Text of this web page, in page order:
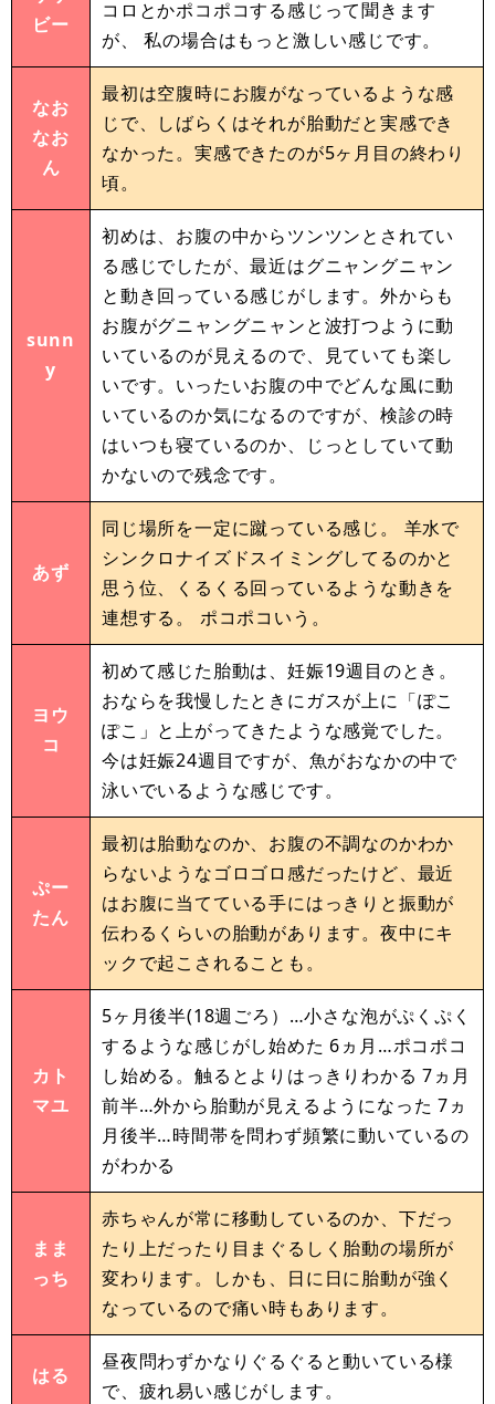
ビー
コロとかポコポコする感じって聞きます
が、 私の場合はもっと激しい感じです。
なお
なお
ん
最初は空腹時にお腹がなっているような感
じで、しばらくはそれが胎動だと実感でき
なかった。実感できたのが5ヶ月目の終わり
頃。
sunn
y
初めは、お腹の中からツンツンとされてい
る感じでしたが、最近はグニャングニャン
と動き回っている感じがします。外からも
お腹がグニャングニャンと波打つように動
いているのが見えるので、見ていても楽し
いです。いったいお腹の中でどんな風に動
いているのか気になるのですが、検診の時
はいつも寝ているのか、じっとしていて動
かないので残念です。
あず
同じ場所を一定に蹴っている感じ。 羊水で
シンクロナイズドスイミングしてるのかと
思う位、くるくる回っているような動きを
連想する。 ポコポコいう。
ヨウ
コ
初めて感じた胎動は、妊娠19週目のとき。
おならを我慢したときにガスが上に「ぽこ
ぽこ」と上がってきたような感覚でした。
今は妊娠24週目ですが、魚がおなかの中で
泳いでいるような感じです。
ぷー
たん
最初は胎動なのか、お腹の不調なのかわか
らないようなゴロゴロ感だったけど、最近
はお腹に当てている手にはっきりと振動が
伝わるくらいの胎動があります。夜中にキ
ックで起こされることも。
カト
マユ
5ヶ月後半(18週ごろ）…小さな泡がぷくぷく
するような感じがし始めた 6ヵ月…ポコポコ
し始める。触るとよりはっきりわかる 7ヵ月
前半…外から胎動が見えるようになった 7ヵ
月後半…時間帯を問わず頻繁に動いているの
がわかる
まま
っち
赤ちゃんが常に移動しているのか、下だっ
たり上だったり目まぐるしく胎動の場所が
変わります。しかも、日に日に胎動が強く
なっているので痛い時もあります。
はる
昼夜問わずかなりぐるぐると動いている様
で、疲れ易い感じがします。